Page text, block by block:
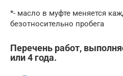
*- масло в муфте меняется
безотносительно пробега
Перечень работ,
или 4 года.